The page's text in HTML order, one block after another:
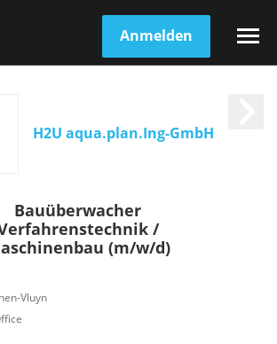
Anmelden
H2U aqua.plan.Ing-GmbH
Bauüberwacher
/
(m/w/d)
Vluyn